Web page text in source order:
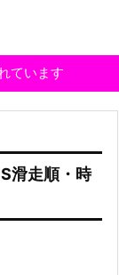
ています
滑走順・時